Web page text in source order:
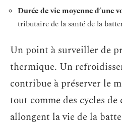
Durée de vie moyenne d’une
tributaire de la santé de la
Un point à surveiller de
thermique. Un
contribue à préserver le
tout comme des cycles
allongent la vie de la